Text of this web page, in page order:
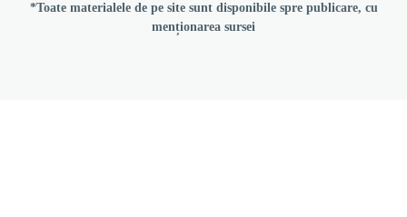
*Toate materialele de pe site sunt disponibile spre publicare, cu
menționarea sursei